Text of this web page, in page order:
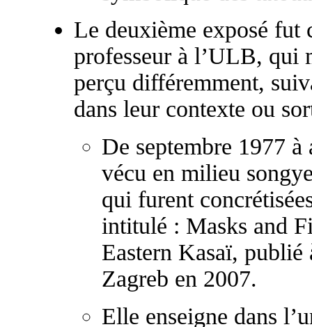
Le deuxième exposé fut
professeur à l’ULB, qui
perçu différemment,
dans leur contexte ou
De septembre 1977
vécu en milieu
qui furent
intitulé : Masks and
Eastern Kasaï,
Zagreb en 2007.
Elle enseigne dans